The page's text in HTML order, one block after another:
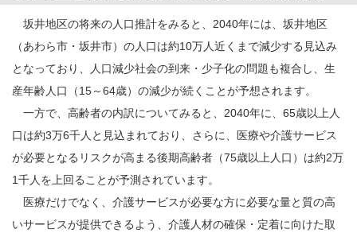
坂井地区の将来の人口推計をみると、2040年には、坂井地区
（あわら市・坂井市）の人口は約10万人近くまで減少する見込み
となっており、人口減少社会の到来・少子化の問題も複合し、生
産年齢人口（15～64歳）の減少が続くことが予想されます。
一方で、高齢者の内訳についてみると、2040年に、65歳以上人
口は約3万6千人と見込まれており、さらに、医療や介護サービス
が必要となるリスクが高まる後期高齢者（75歳以上人口）は約2万
1千人を上回ることが予測されています。
医療だけでなく、介護サービスが必要な方に必要な量と質の高
いサービスが提供できるよう、介護人材の確保・定着に向けた取